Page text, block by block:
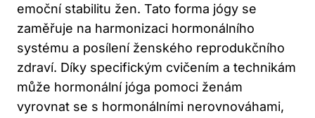
emoční stabilitu žen. Tato forma jógy se
zaměřuje na harmonizaci hormonálního
systému a posílení ženského reprodukčního
zdraví. Díky specifickým cvičením a technikám
může hormonální jóga pomoci ženám
vyrovnat se s hormonálními nerovnováhami,